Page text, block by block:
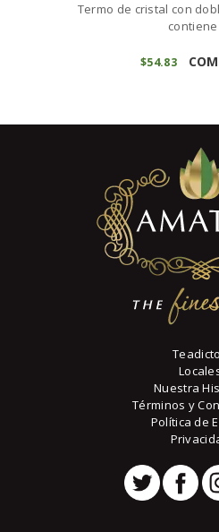
Termo de cristal con
contiene
$54 83
Nuestra
Términos y
Política de